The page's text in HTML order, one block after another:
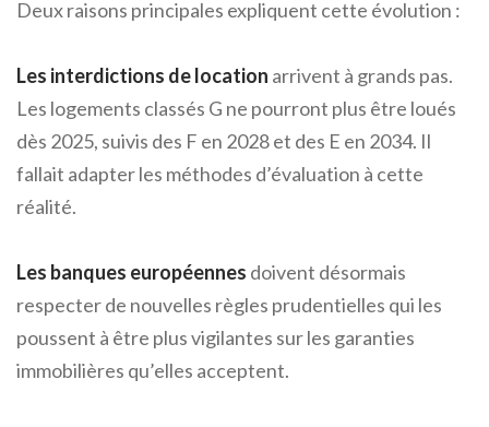
Deux raisons principales expliquent cette évolution :
Les interdictions de location arrivent à grands pas.
Les logements classés G ne pourront plus être loués
dès 2025, suivis des F en 2028 et des E en 2034. Il
fallait adapter les méthodes d’évaluation à cette
réalité.
Les banques européennes doivent désormais
respecter de nouvelles règles prudentielles qui les
poussent à être plus vigilantes sur les garanties
immobilières qu’elles acceptent.